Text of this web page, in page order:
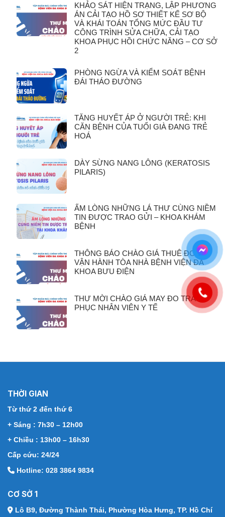
KHẢO SÁT HIỆN TRẠNG, LẬP PHƯƠNG
ÁN CẢI TẠO HỒ SƠ THIẾT KẾ SƠ BỘ
VÀ KHÁI TOÁN TỔNG MỨC ĐẦU TƯ
CÔNG TRÌNH SỬA CHỮA, CẢI TẠO
KHOA PHỤC HỒI CHỨC NĂNG – CƠ SỞ
2
PHÒNG NGỪA VÀ KIỂM SOÁT BỆNH
ĐÁI THÁO ĐƯỜNG
TĂNG HUYẾT ÁP Ở NGƯỜI TRẺ: KHI
CĂN BỆNH CỦA TUỔI GIÀ ĐANG TRẺ
HOÁ
DÀY SỪNG NANG LÔNG (KERATOSIS
PILARIS)
ẤM LÒNG NHỮNG LÁ THƯ CÙNG NIỀM
TIN ĐƯỢC TRAO GỬI – KHOA KHÁM
BỆNH
THÔNG BÁO CHÀO GIÁ THUÊ ĐƠN VỊ
VẬN HÀNH TÒA NHÀ BỆNH VIỆN ĐA
KHOA BƯU ĐIỆN
THƯ MỜI CHÀO GIÁ MAY ĐO TRANG
PHỤC NHÂN VIÊN Y TẾ
THỜI GIAN
Từ thứ 2 đến thứ 6
+ Sáng : 7h30 – 12h00
+ Chiều : 13h00 – 16h30
Cấp cứu: 24/24
Hotline: 028 3864 9834
CƠ SỞ 1
Lô B9, Đường Thành Thái, Phường Hòa Hưng, TP. Hồ Chí